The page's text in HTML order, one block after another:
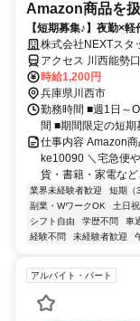
Amazon商品を
【短期募集♪】夜勤×
るカンタン仕分け作業
株式会社NEXTスタ
アクセス 川西能勢
時給1,200円
兵庫県川西市
勤務時間 ■週1日～
間 ■期間限定の短期
仕事内容 Amazon
ke10090 ＼宅急便
貨・書籍・家電な
業界未経験者歓迎 短期（
副業・WワークOK
土日
シフト自由
学歴不問 車
経験不問
未経験者歓迎
アルバイト・パート